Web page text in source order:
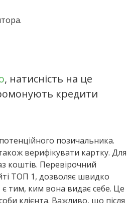
, натисність на це
кредити
позичальника.
верифікувати картку. Для
коштів. Перевірочний
ТОП 1, дозволяє швидко
є тим, ким вона видає себе. Це
клієнта. Важливо, що після